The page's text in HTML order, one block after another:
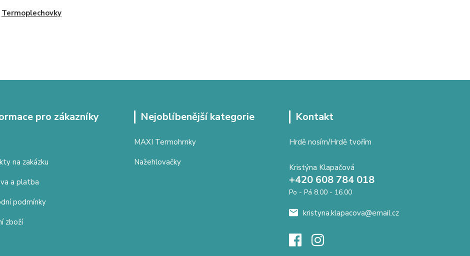
Termoplechovky
pro zákazníky
na zakázku
a platba
podmínky
zboží
Nejoblíbenější kategorie
MAXI Termohrnky
Nažehlovačky
Kontakt
Hrdě nosím/Hrdě tvořím
Kristýna Klapačová
+420 608 784 018
Po - Pá 8.00 - 16.00
kristyna.klapacova@email.cz